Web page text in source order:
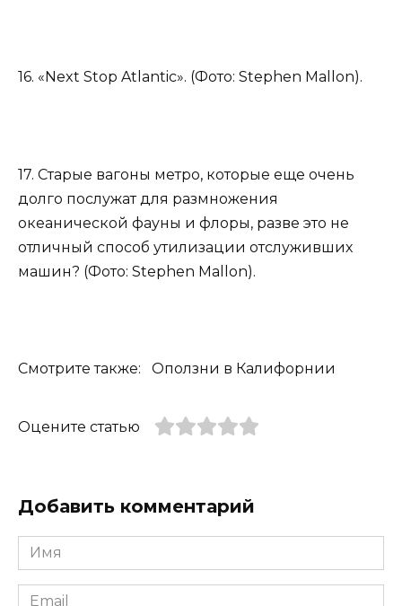
16. «Next Stop Atlantic». (Фото: Stephen Mallon).
17. Старые вагоны метро, которые еще очень
долго послужат для размножения
океанической фауны и флоры, разве это не
отличный способ утилизации отслуживших
машин? (Фото: Stephen Mallon).
Смотрите также: Оползни в Калифорнии
Оцените статью
Добавить комментарий
Имя
*
Email